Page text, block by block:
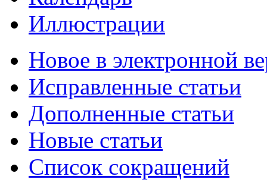
Иллюстрации
Новое в электронной
Исправленные статьи
Дополненные статьи
Новые статьи
Список сокращений